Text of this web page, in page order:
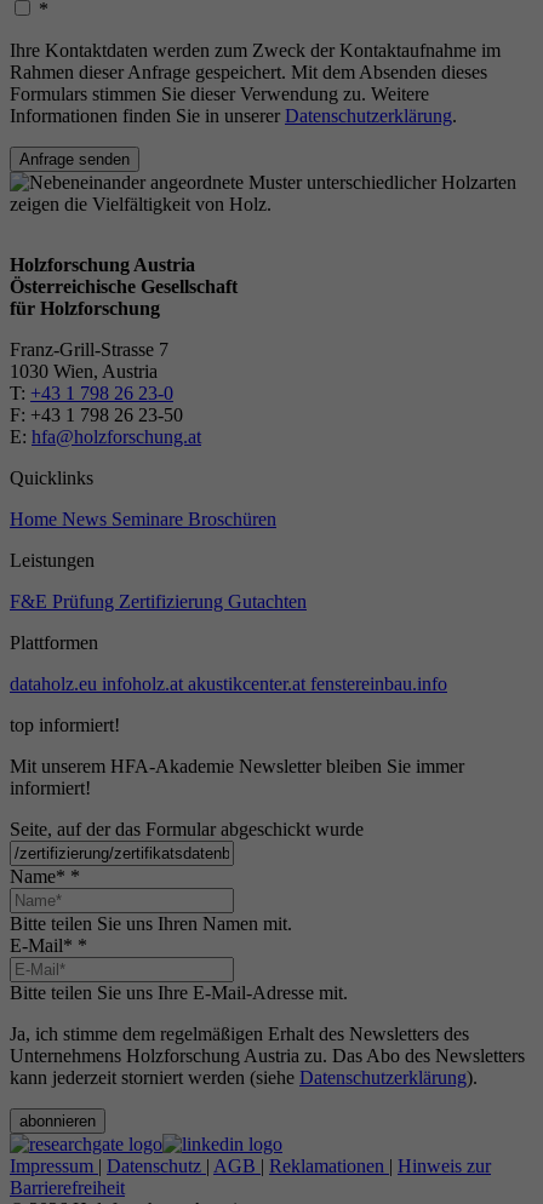
*
Ihre Kontaktdaten werden zum Zweck der Kontaktaufnahme im
Rahmen dieser Anfrage gespeichert. Mit dem Absenden dieses
Formulars stimmen Sie dieser Verwendung zu. Weitere
Informationen finden Sie in unserer Datenschutzerklärung.
Anfrage senden
Holzforschung Austria
Österreichische Gesellschaft
für Holzforschung
Franz-Grill-Strasse 7
1030 Wien, Austria
T: +43 1 798 26 23-0
​​F: +43 1 798 26 23-50
E: hfa@holzforschung.at
Quicklinks
Home News Seminare Broschüren
Leistungen
F&E Prüfung Zertifizierung Gutachten
Plattformen
dataholz.eu infoholz.at akustikcenter.at fenstereinbau.info
top informiert!
Mit unserem HFA-Akademie Newsletter bleiben Sie immer
informiert!
Seite, auf der das Formular abgeschickt wurde
Name* *
Bitte teilen Sie uns Ihren Namen mit.
E-Mail* *
Bitte teilen Sie uns Ihre E-Mail-Adresse mit.
Ja, ich stimme dem regelmäßigen Erhalt des Newsletters des
Unternehmens Holzforschung Austria zu. Das Abo des Newsletters
kann jederzeit storniert werden (siehe Datenschutzerklärung).
abonnieren
Impressum | Datenschutz | AGB | Reklamationen | Hinweis zur
Barrierefreiheit